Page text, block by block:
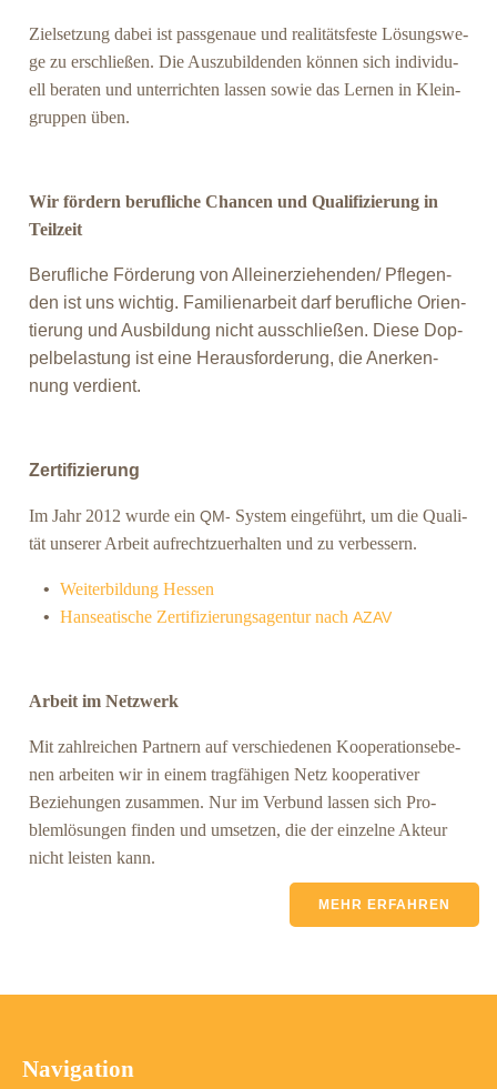
Ziel­set­zung dabei ist pass­ge­naue und rea­li­täts­fes­te Lösungs­we­
ge zu erschlie­ßen. Die Aus­zu­bil­den­den kön­nen sich indi­vi­du­
ell bera­ten und unter­rich­ten las­sen sowie das Ler­nen in Klein­
grup­pen üben.
Wir fördern berufliche Chancen und Qualifizierung in
Teilzeit
Beruf­li­che För­de­rung von Alleinerziehenden/ Pfle­gen­
den ist uns wich­tig. Fami­li­en­ar­beit darf beruf­li­che Ori­en­
tie­rung und Aus­bil­dung nicht aus­schlie­ßen. Die­se Dop­
pel­be­las­tung ist eine Her­aus­for­de­rung, die Aner­ken­
nung verdient.
Zertifizierung
Im Jahr 2012 wur­de ein QM- Sys­tem ein­ge­führt, um die Qua­li­
tät unse­rer Arbeit auf­recht­zu­er­hal­ten und zu verbessern.
Wei­ter­bil­dung Hessen
Han­sea­ti­sche Zer­ti­fi­zie­rungs­agen­tur nach AZAV
Arbeit im Netzwerk
Mit zahl­rei­chen Part­nern auf ver­schie­de­nen Koope­ra­ti­ons­ebe­
nen arbei­ten wir in einem trag­fä­hi­gen Netz koope­ra­ti­ver
Bezie­hun­gen zusam­men. Nur im Ver­bund las­sen sich Pro­
blem­lö­sun­gen fin­den und umset­zen, die der ein­zel­ne Akteur
nicht leis­ten kann.
MEHR ERFAH­REN
Navigation